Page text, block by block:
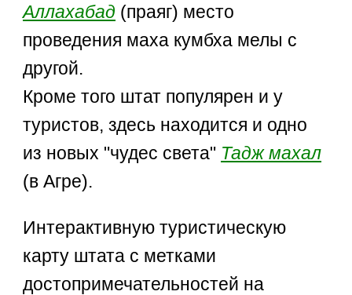
Аллахабад (праяг) место
проведения маха кумбха мелы с
другой.
Кроме того штат популярен и у
туристов, здесь находится и одно
из новых "чудес света" Тадж махал
(в Агре).
Интерактивную туристическую
карту штата с метками
достопримечательностей на